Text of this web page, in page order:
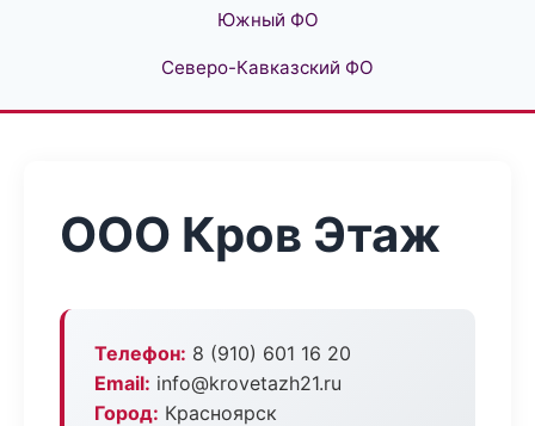
Южный ФО
Северо-Кавказский ФО
ООО Кров Этаж
Телефон: 8 (910) 601 16 20
Email: info@krovetazh21.ru
Город: Красноярск